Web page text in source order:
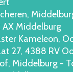
AX Middelburg
Kameleon,
27, 4388 RV
Middelburg -